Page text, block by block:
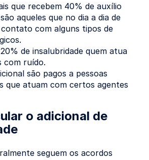
que recebem 40% de auxílio
aqueles que no dia a dia de
com alguns tipos de
de insalubridade quem atua
com ruído.
são pagos a pessoas
que atuam com certos agentes
o adicional de
seguem os acordos